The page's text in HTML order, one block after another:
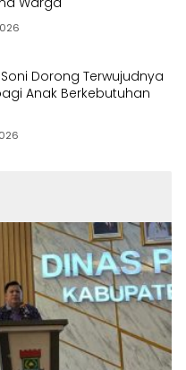
Dorong Terwujudnya
Anak Berkebutuhan